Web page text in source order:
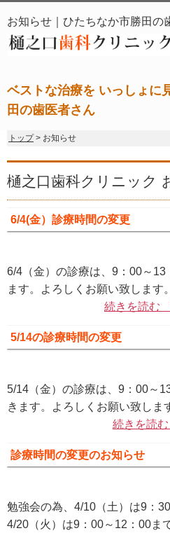
お知らせ｜ひたちなか市勝田の
ベストな治療を いっしょに
田の歯医者さん
トップ> お知らせ
樋之口歯科クリニック
6/4(金）診療時間の変更
6/4（金）の診療は、9：00～13
ます。よろしくお願い致します。
続きを読む
5/14の診療時間の変更
5/14（金）の診療は、9：00～
きます。よろしくお願い致しま
続きを読
診療時間の変更のお知らせ
勉強会の為、4/10（土）は9：
4/20（火）は9：00～12：00ま